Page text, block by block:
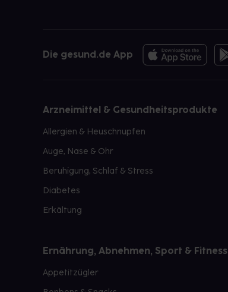
Die gesund.de App
Arzneimittel & Gesundheitsprodukte
Allergien & Heuschnupfen
Auge, Nase & Ohr
Beruhigung, Schlaf & Stress
Diabetes
Erkältung
Ernährung, Abnehmen, Sport & Fitness
Appetitzügler